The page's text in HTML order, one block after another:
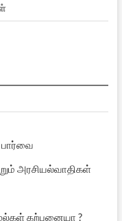
அரசியல்வாதிகள்
கற்பனையா ?